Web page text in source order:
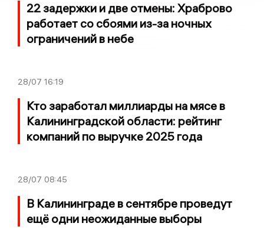
22 задержки и две отмены: Храброво
работает со сбоями из-за ночных
ограничений в небе
28/07 16:19
Кто заработал миллиарды на мясе в
Калининградской области: рейтинг
компаний по выручке 2025 года
28/07 08:45
В Калининграде в сентябре проведут
ещё одни неожиданные выборы